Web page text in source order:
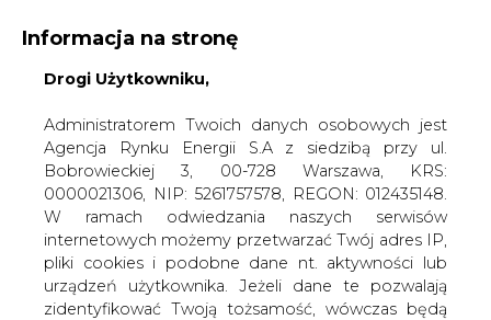
KONTAKT:
WYDAWCA PORTALU:
WYSOKI KONTRAST A A
ZALOGUJ SIĘ
Informacja na stronę
Drogi Użytkowniku,
Administratorem Twoich danych osobowych jest
Agencja Rynku Energii S.A z siedzibą przy ul.
Bobrowieckiej 3, 00-728 Warszawa, KRS:
0000021306, NIP: 5261757578, REGON: 012435148.
W ramach odwiedzania naszych serwisów
internetowych możemy przetwarzać Twój adres IP,
pliki cookies i podobne dane nt. aktywności lub
urządzeń użytkownika. Jeżeli dane te pozwalają
zidentyfikować Twoją tożsamość, wówczas będą